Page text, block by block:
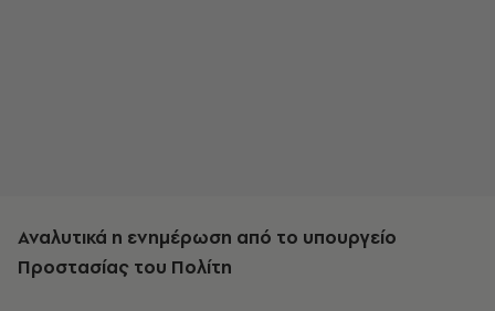
Αναλυτικά η ενημέρωση από το υπουργείο
Προστασίας του Πολίτη